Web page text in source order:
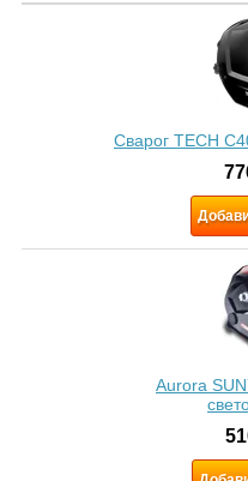
Сварог TECH
Aurora